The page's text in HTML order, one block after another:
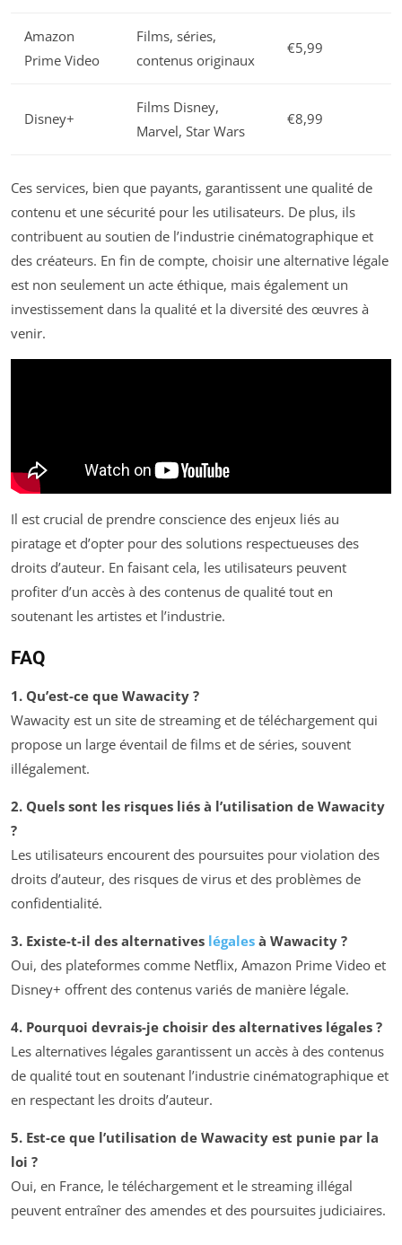
Amazon
Prime Video
Films, séries,
contenus originaux
€5,99
Disney+
Films Disney,
Marvel, Star Wars
€8,99
Ces services, bien que payants, garantissent une qualité de
contenu et une sécurité pour les utilisateurs. De plus, ils
contribuent au soutien de l’industrie cinématographique et
des créateurs. En fin de compte, choisir une alternative légale
est non seulement un acte éthique, mais également un
investissement dans la qualité et la diversité des œuvres à
venir.
Il est crucial de prendre conscience des enjeux liés au
piratage et d’opter pour des solutions respectueuses des
droits d’auteur. En faisant cela, les utilisateurs peuvent
profiter d’un accès à des contenus de qualité tout en
soutenant les artistes et l’industrie.
FAQ
1. Qu’est-ce que Wawacity ?
Wawacity est un site de streaming et de téléchargement qui
propose un large éventail de films et de séries, souvent
illégalement.
2. Quels sont les risques liés à l’utilisation de Wawacity
?
Les utilisateurs encourent des poursuites pour violation des
droits d’auteur, des risques de virus et des problèmes de
confidentialité.
3. Existe-t-il des alternatives légales à Wawacity ?
Oui, des plateformes comme Netflix, Amazon Prime Video et
Disney+ offrent des contenus variés de manière légale.
4. Pourquoi devrais-je choisir des alternatives légales ?
Les alternatives légales garantissent un accès à des contenus
de qualité tout en soutenant l’industrie cinématographique et
en respectant les droits d’auteur.
5. Est-ce que l’utilisation de Wawacity est punie par la
loi ?
Oui, en France, le téléchargement et le streaming illégal
peuvent entraîner des amendes et des poursuites judiciaires.